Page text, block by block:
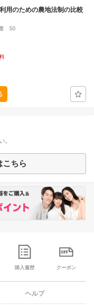
用のための農地法制の比較
書 50
。
こちら
購入履歴 クーポン
ヘルプ